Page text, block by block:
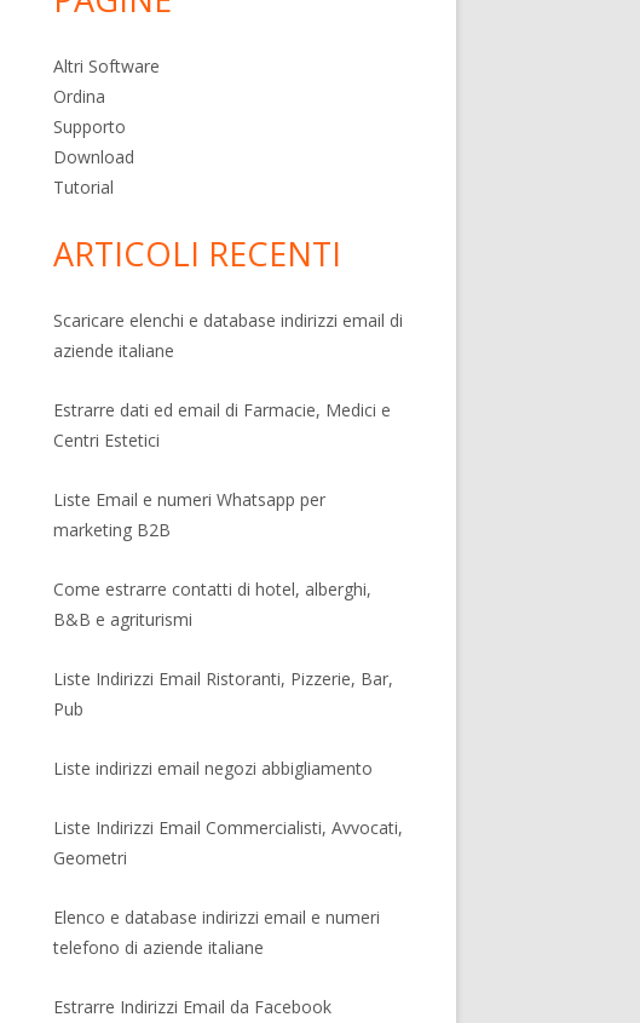
Altri Software
Ordina
Supporto
Download
Tutorial
ARTICOLI RECENTI
Scaricare elenchi e database indirizzi email di
aziende italiane
Estrarre dati ed email di Farmacie, Medici e
Centri Estetici
Liste Email e numeri Whatsapp per
marketing B2B
Come estrarre contatti di hotel, alberghi,
B&B e agriturismi
Liste Indirizzi Email Ristoranti, Pizzerie, Bar,
Pub
Liste indirizzi email negozi abbigliamento
Liste Indirizzi Email Commercialisti, Avvocati,
Geometri
Elenco e database indirizzi email e numeri
telefono di aziende italiane
Estrarre Indirizzi Email da Facebook